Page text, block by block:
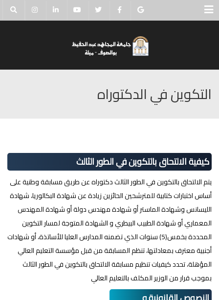
Menu
التكوين في الدكتوراه
كيفية الالتحاق بالتكوين في الطور الثالث
يتم الالتحاق بالتكوين في الطور الثالث دكتوراه عن طريق مسابقة وطنية على
أساس اختبارات كتابية للمترشحين الحائزين زيادة عن شهادة البكالوريا، شهادة
الليسانس وشهادة الماستر أو شهادة مهندس دولة أو شهادة المهندس
المعماري أو شهادة الطبيب البيطري و الشهادة المتوجة لمسار التكوين
المحددة بخمس(5) سنوات الذي تضمنه المدارس العليا للأساتذة، أو شهادات
أجنبية معترف بمعادلتها، تنظم المسابقة من قبل مؤسسة التعليم العالي
المؤهلة، تحدد كيفيات تنظيم مسابقة الالتحاق بالتكوين في الطور الثالث
بموجب قرار من الوزير المكلف بالتعليم العالي